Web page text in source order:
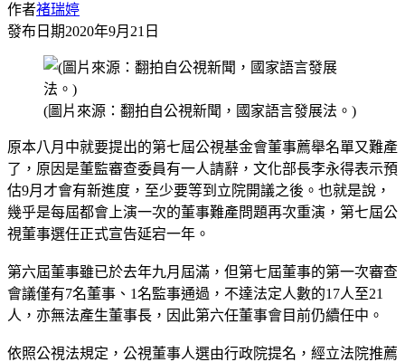
作者褚瑞婷
發布日期2020年9月21日
(圖片來源：翻拍自公視新聞，國家語言發展法。)
原本八月中就要提出的第七屆公視基金會董事薦舉名單又難產
了，原因是董監審查委員有一人請辭，文化部長李永得表示預
估9月才會有新進度，至少要等到立院開議之後。也就是說，
幾乎是每屆都會上演一次的董事難產問題再次重演，第七屆公
視董事選任正式宣告延宕一年。
第六屆董事雖已於去年九月屆滿，但第七屆董事的第一次審查
會議僅有7名董事、1名監事通過，不達法定人數的17人至21
人，亦無法產生董事長，因此第六任董事會目前仍續任中。
依照公視法規定，公視董事人選由行政院提名，經立法院推薦